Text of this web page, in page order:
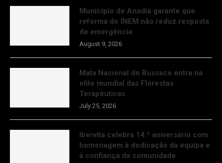
Município de Anadia garante que
reforma do INEM não reduz resposta
de emergência
August 9, 2026
Mata Nacional do Bussaco entra na
elite mundial das Florestas
Terapêuticas
July 25, 2026
Ibervita celebra 14.º aniversário com
homenagem à dedicação da equipa e
à confiança da comunidade